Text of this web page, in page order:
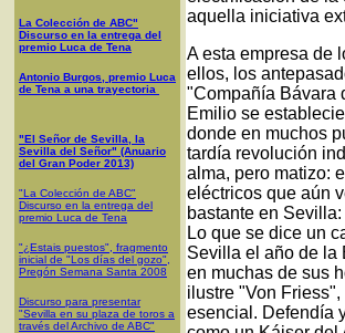
La Colección de ABC"
Discurso en la entrega del
premio Luca de Tena
Antonio Burgos, premio Luca
de Tena a una trayectoria
"El Señor de Sevilla, la
Sevilla del Señor" (Anuario
del Gran Poder 2013)
"La Colección de ABC"
Discurso en la entrega del
premio Luca de Tena
"¿Estais puestos", fragmento
inicial de "Los días del gozo",
Pregón Semana Santa 2008
Discurso para presentar
"Sevilla en su plaza de toros a
través del Archivo de ABC"
aquella iniciativa
A esta empresa de
ellos, los
"Compañía Bávara
Emilio se
donde en muchos
tardía revolución
alma, pero matizo:
eléctricos que aún
bastante en
Lo que se dice un
Sevilla el año de la
en muchas de sus
ilustre "Von
esencial. Defendía